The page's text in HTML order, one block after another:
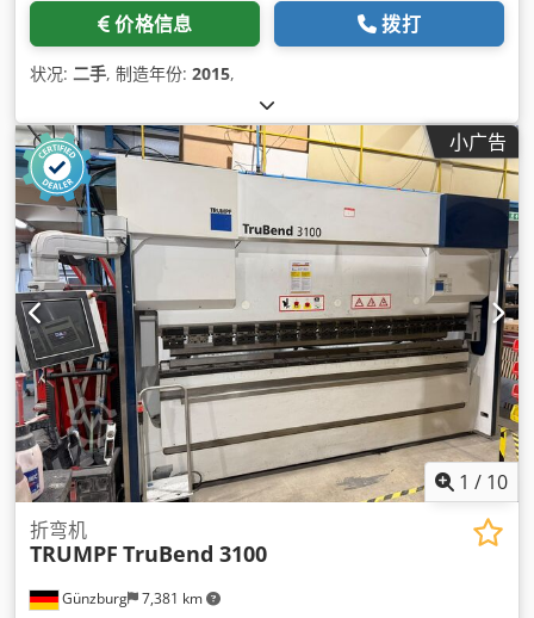
价格信息 拨打
状况: 二手, 制造年份: 2015,
小广告
1 / 10
Günzburg 7,381 km
折弯机
TRUMPF TruBend 3100